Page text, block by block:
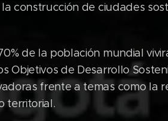
construcción de ciudades
de la población mundial
Objetivos de Desarrollo
frente a temas como la
territorial.